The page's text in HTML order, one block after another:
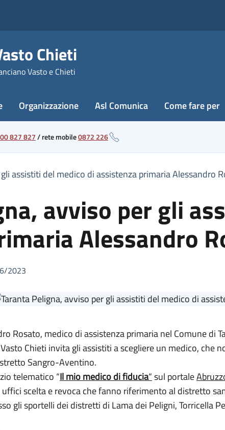
Chieti
Vasto e Chieti
Organizzazione Asl Comunica Come fare per
827 827/rete mobile0872 226
assistiti del medico di assistenza primaria Alessandro
avviso per gli
Alessandro
2023
Rosato, medico di assistenza primaria nel Comune di
Chieti invita gli assistiti a scegliere un medico,
Sangro-Aventino.
telematico “Il mio medico di fiducia“sul portale
scelta e revoca che fanno riferimento al distretto
gli sportelli dei distretti di Lama dei Peligni, Torricella